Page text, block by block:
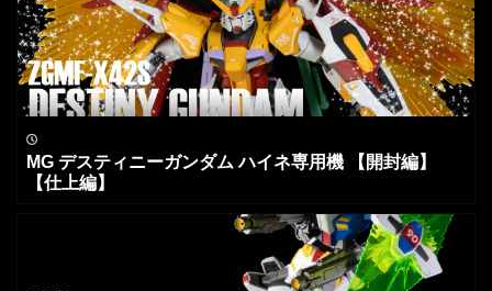
MG デスティニーガンダム ハイネ専用機 【開封編】
【仕上編】